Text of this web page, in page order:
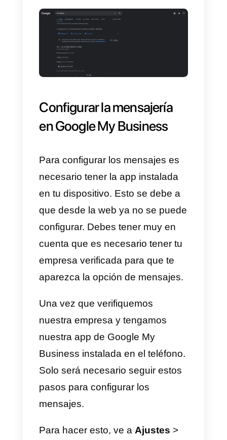
8) A continuación viene uno de
los pasosmás importantes
registro. Ya que es aquí donde